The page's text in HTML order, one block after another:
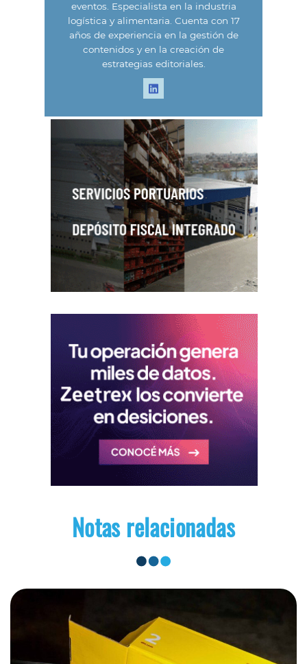
eventos. Especialista en la industria
logística y alimentaria. Cuenta con 17
años de experiencia en la gestión de
contenidos y en la creación de
estrategias editoriales.
Notas relacionadas